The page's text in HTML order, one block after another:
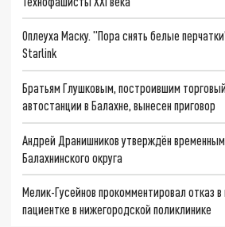
Оплеуха Маску. "Пора снять белые
Starlink
Братьям Глушковым, построившим
автостанции в Балахне, вынесен приговор
Андрей Дранишников утверждён
Балахнинского округа
Мелик-Гусейнов прокомментировал отказ
пациентке в нижегородской поликлинике